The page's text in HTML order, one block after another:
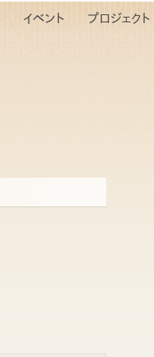
イベント プロジェクト